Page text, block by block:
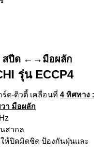
สปีด ←→มือผลัก
รุ่น ECCP4
ด-ดิวตี้ เคลื่อนที่ 4 ทิศทาง :
า มือผลัก
สากล
ห้ปิดมิดชิด ป้องกันฝุ่นและ